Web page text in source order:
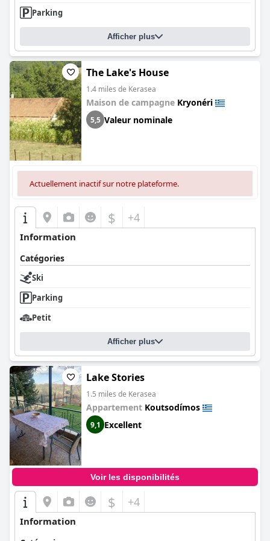
Parking
Afficher plus
The Lake's House
1.4 miles de Kerasea
Maison de campagne Kryonéri
5,5 Valeur nominale
Actuellement inactif sur notre plateforme.
$ +4
Information
Catégories
Ski
Parking
Petit
Afficher plus
Lake Stories
1.5 miles de Kerasea
Appartement Koutsodímos
9,1 Excellent
Voir les disponibilités
$ +4
Information